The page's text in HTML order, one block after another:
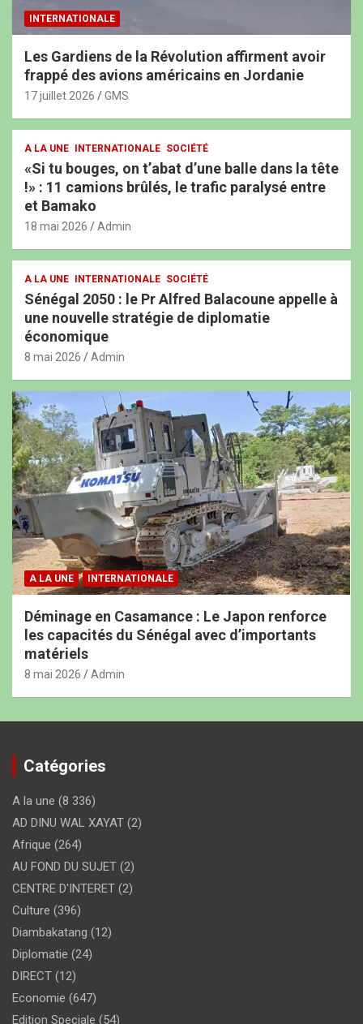
INTERNATIONALE
Les Gardiens de la Révolution affirment avoir
frappé des avions américains en Jordanie
17 juillet 2026 GMS
A LA UNE INTERNATIONALE SOCIÉTÉ
«Si tu bouges, on t’abat d’une balle dans la tête
!» : 11 camions brûlés, le trafic paralysé entre
et Bamako
18 mai 2026 Admin
A LA UNE INTERNATIONALE SOCIÉTÉ
Sénégal 2050 : le Pr Alfred Balacoune appelle à
une nouvelle stratégie de diplomatie
économique
8 mai 2026 Admin
A LA UNE INTERNATIONALE
Déminage en Casamance : Le Japon renforce
les capacités du Sénégal avec d’importants
matériels
8 mai 2026 Admin
Catégories
A la une (8 336)
AD DINU WAL XAYAT (2)
Afrique (264)
AU FOND DU SUJET (2)
CENTRE D'INTERET (2)
Culture (396)
Diambakatang (12)
Diplomatie (24)
DIRECT (12)
Economie (647)
Edition Speciale (54)